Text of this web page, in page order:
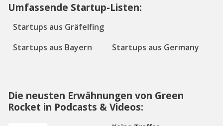
Umfassende Startup-Listen:
Startups aus Gräfelfing
Startups aus Bayern
Startups aus Germany
Die neusten Erwähnungen von Green
Rocket in Podcasts & Videos: